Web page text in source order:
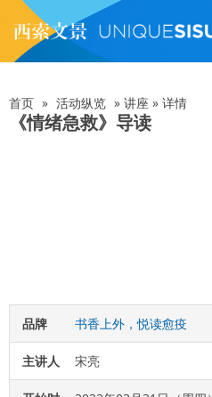
主
内
面
首页 » 活动纵览 » 讲座 » 详情
《情绪急救》导读
品牌 书香上外，悦读愈疫
主讲人 宋亮